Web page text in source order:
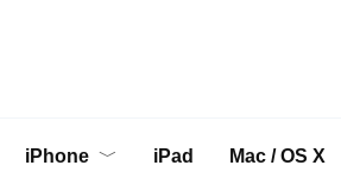
iPhone iPad Mac / OS X